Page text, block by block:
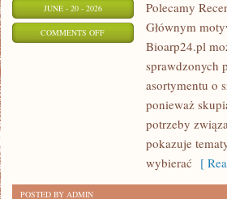
JUNE - 20 - 2026
COMMENTS OFFON
KOSMETYKI
Polecamy
Głównym
Bioarp24.pl
sprawdzonych
asortymentu o
ponieważ
potrzeby
pokazuje
wybierać [
POSTED BY ADMIN